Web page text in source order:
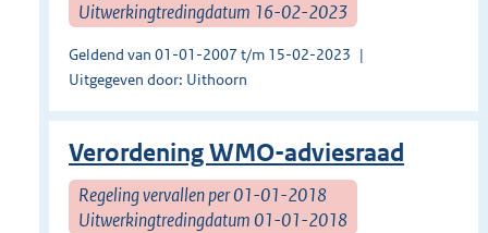
Uitwerkingtredingdatum 16-02-2023
Geldend van 01-01-2007 t/m 15-02-2023
Uitgegeven door: Uithoorn
Verordening WMO-adviesraad
Regeling vervallen per 01-01-2018
Uitwerkingtredingdatum 01-01-2018